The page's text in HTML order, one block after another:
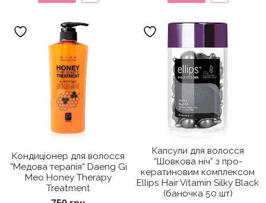
Кондиціонер для волосся
“Медова терапія” Daeng Gi
Meo Honey Therapy
Treatment
Капсули для волосся
“Шовкова ніч” з про-
кератиновим комплексом
Ellips Hair Vitamin Silky Black
(баночка 50 шт)